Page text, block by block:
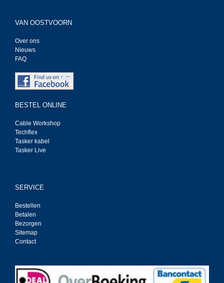
VAN OOSTVOORN
Over ons
Nieuws
FAQ
BESTEL ONLINE
Cable Workshop
Techflex
Tasker kabel
Tasker Live
SERVICE
Bestellen
Betalen
Bezorgen
Sitemap
Contact